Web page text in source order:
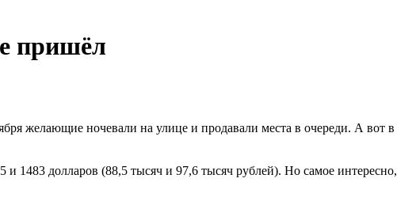
пришёл
желающие ночевали на улице и продавали места в очереди. А вот в
1483 долларов (88,5 тысяч и 97,6 тысяч рублей). Но самое интересно,